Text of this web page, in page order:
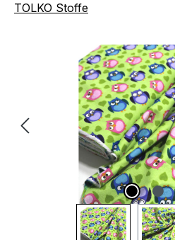
TOLKO Stoffe
Bildergalerie überspringen